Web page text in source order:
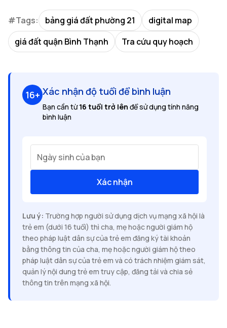
#Tags: bảng giá đất phường 21
digital map
giá đất quận Bình Thạnh
Tra cứu quy hoạch
16+ Xác nhận độ tuổi để bình luận
Bạn cần từ16 tuổi trở lên để sử dụng tính năng
bình luận
Ngày sinh của bạn
Xác nhận
Lưu ý: Trường hợp người sử dụng dịch vụ mạng xã hội là
trẻ em (dưới 16 tuổi) thì cha, mẹ hoặc người giám hộ
theo pháp luật dân sự của trẻ em đăng ký tài khoản
bằng thông tin của cha, mẹ hoặc người giám hộ theo
pháp luật dân sự của trẻ em và có trách nhiệm giám sát,
quản lý nội dung trẻ em truy cập, đăng tải và chia sẻ
thông tin trên mạng xã hội.